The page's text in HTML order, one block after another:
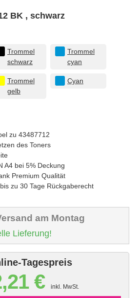
BK , schwarz
Trommel
schwarz
Trommel
cyan
Trommel
gelb
Cyan
zu 43487712
des Toners
A4 bei 5% Deckung
Premium Qualität
zu 30 Tage Rückgaberecht
am Montag
Lieferung!
Tagespreis
€ inkl. MwSt.